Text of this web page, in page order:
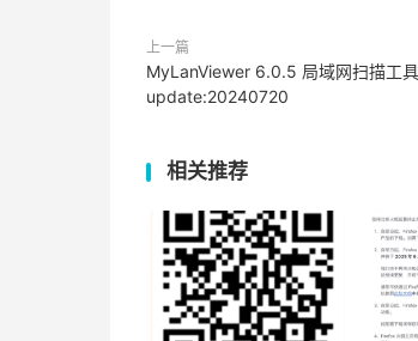
上一篇
MyLanViewer 6.0.5 局域网扫描工
update:20240720
相关推荐